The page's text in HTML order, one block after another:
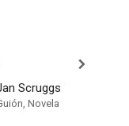
Scruggs
Novela